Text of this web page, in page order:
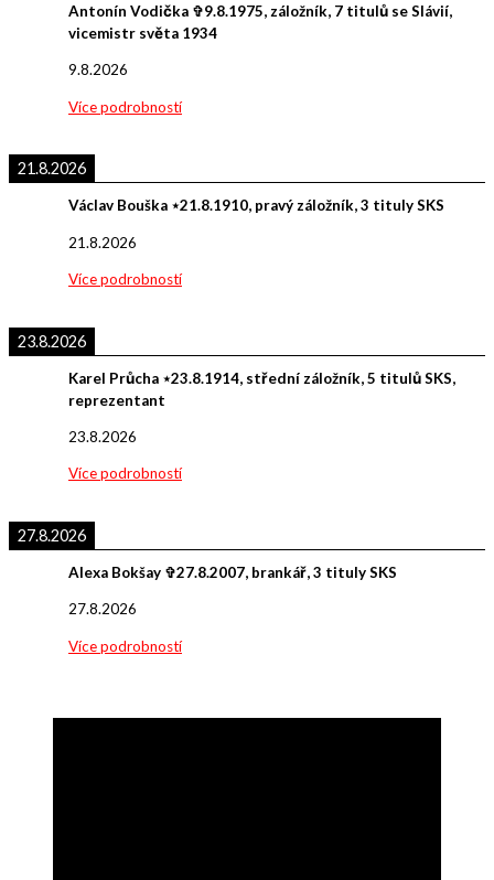
Antonín Vodička ✞9.8.1975, záložník, 7 titulů se Slávií,
vicemistr světa 1934
9.8.2026
Více podrobností
21.8.2026
Václav Bouška ⋆21.8.1910, pravý záložník, 3 tituly SKS
21.8.2026
Více podrobností
23.8.2026
Karel Průcha ⋆23.8.1914, střední záložník, 5 titulů SKS,
reprezentant
23.8.2026
Více podrobností
27.8.2026
Alexa Bokšay ✞27.8.2007, brankář, 3 tituly SKS
27.8.2026
Více podrobností